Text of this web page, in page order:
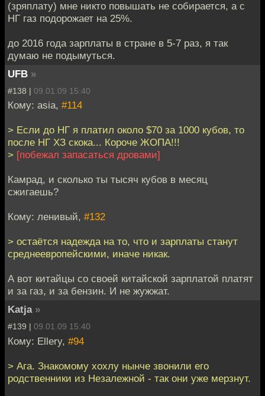
(зряплату) мне никто повышать не собирается, а с
НГ газ подорожает на 25%.
до 2016 года зарплаты в стране в 5-7 раз, я так
думаю не подымуться.
UFB »
#138 | 09.01.09 15:40
Кому: asia, #114
> Если до НГ я платил около $70 за 1000 кубов, то
после НГ ХЗ скока... Короче ЖОПА!!!
> [побежал запасаться дровами]
Камрад, и сколько ты тысяч кубов в месяц
сжигаешь?
Кому: ленивый, #132
> остаётся надежда на то, что и зарплаты станут
среднеевропейскими, иначе никак.
А вот китайцы со своей китайской зарплатой платят
и за газ, и за бензин. И не жужжат.
Katja »
#139 | 09.01.09 15:40
Кому: Ellery, #94
> Ага. Знакомому хохлу нынче звонили его
родственники из Незалежной - так они уже мерзнут.